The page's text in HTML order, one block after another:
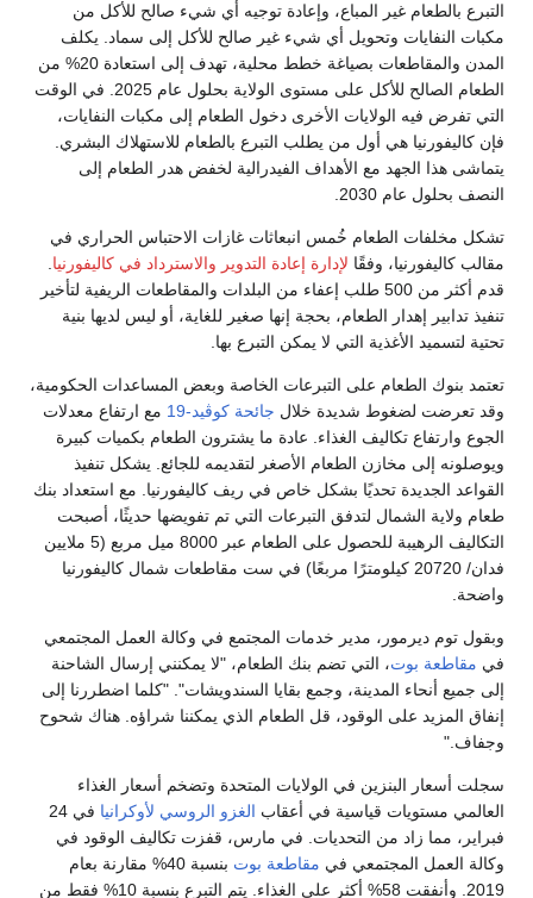
غير المباع، وإعادة توجيه أي شيء صالح للأكل من
وتحويل أي شيء غير صالح للأكل إلى سماد. يكلف
المدن والمقاطعات بصياغة خطط محلية، تهدف إلى استعادة 20% من
الطعام الصالح للأكل على مستوى الولاية بحلول عام 2025. في الوقت
الأخرى دخول الطعام إلى مكبات النفايات،
هي أول من يطلب التبرع بالطعام للاستهلاك البشري.
مع الأهداف الفيدرالية لخفض هدر الطعام إلى
خُمس انبعاثات غازات الاحتباس الحراري في
وفقًالإدارة إعادة التدوير والاسترداد في كاليفورنيا.
قدم أكثر من 500 طلب إعفاء من البلدات والمقاطعات الريفية لتأخير
الطعام، بحجة إنها صغير للغاية، أو ليس لديها بنية
التي لا يمكن التبرع بها.
على التبرعات الخاصة وبعض المساعدات الحكومية،
شديدة خلالجائحة كوڤيد-19
مع ارتفاع معدلات
الغذاء. عادة ما يشترون الطعام بكميات كبيرة
الطعام الأصغر لتقديمه للجائع. يشكل تنفيذ
تحديًا بشكل خاص في ريف كاليفورنيا. مع استعداد بنك
لتدفق التبرعات التي تم تفويضها حديثًا، أصبحت
التكاليف الرهيبة للحصول على الطعام عبر 8000 ميل مربع (5 ملايين
20720 كيلومترًا مربعًا) في ست مقاطعات شمال كاليفورنيا
مدير خدمات المجتمع في وكالة العمل المجتمعي
، التي تضم بنك الطعام، "لا يمكنني إرسال الشاحنة
وجمع بقايا السندويشات". "كلما اضطررنا إلى
الوقود، قل الطعام الذي يمكننا شراؤه. هناك شحوح
في الولايات المتحدة وتضخم أسعار الغذاء
قياسية في أعقاب الغزو الروسي لأوكرانيا
في 24
من التحديات. في مارس، قفزت تكاليف الوقود في
فيمقاطعة بوت
بنسبة 40% مقارنة بعام
2019. وأنفقت 58% أكثر على الغذاء. يتم التبرع بنسبة 10% فقط من